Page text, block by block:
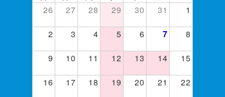
26 27 28 29 30 31
1
2
3 4 5 6 7
8
9
10 11 12 13 14
15
16
17 18 19 20 21
22